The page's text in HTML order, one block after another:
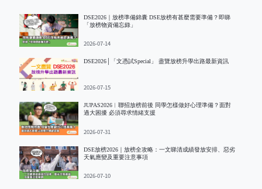
DSE2026｜放榜準備錦囊 DSE放榜有甚麼需要準備？即睇
「放榜物資備忘錄」
2026-07-14
DSE2026│「文憑試Special」 盡覽放榜升學出路最新資訊
2026-07-15
JUPAS2026︱聯招放榜前後 同學怎樣做好心理準備？面對
過大困擾 必須尋求情緒支援
2026-07-31
DSE放榜2026｜放榜全攻略：一文睇清成績發放安排、惡劣
天氣應變及重要注意事項
2026-07-10